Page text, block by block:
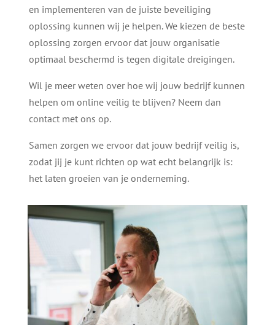
en implementeren van de juiste beveiliging
oplossing kunnen wij je helpen. We kiezen de beste
oplossing zorgen ervoor dat jouw organisatie
optimaal beschermd is tegen digitale dreigingen.
Wil je meer weten over hoe wij jouw bedrijf kunnen
helpen om online veilig te blijven? Neem dan
contact met ons op.
Samen zorgen we ervoor dat jouw bedrijf veilig is,
zodat jij je kunt richten op wat echt belangrijk is:
het laten groeien van je onderneming.